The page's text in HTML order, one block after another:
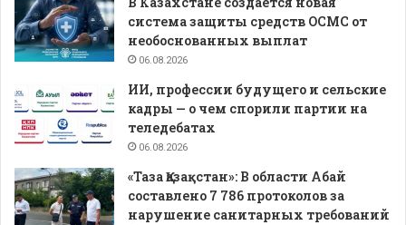
система защиты средств ОСМС от
необоснованных выплат
06.08.2026
ИИ, профессии будущего и сельские
кадры — о чем спорили партии на
теледебатах
06.08.2026
«Таза Қазақстан»: В области Абай
составлено 7 786 протоколов за
нарушение санитарных требований